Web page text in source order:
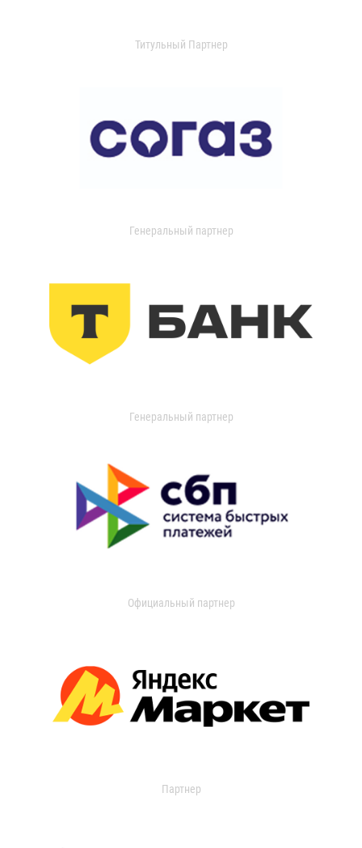
Титульный Партнер
Генеральный партнер
Генеральный партнер
Официальный партнер
Партнер